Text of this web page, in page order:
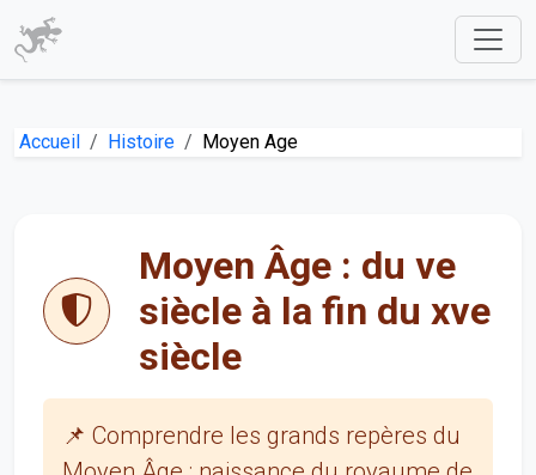
Accueil Histoire Moyen Age
Moyen Âge : du ve
siècle à la fin du xve
siècle
📌 Comprendre les grands repères du